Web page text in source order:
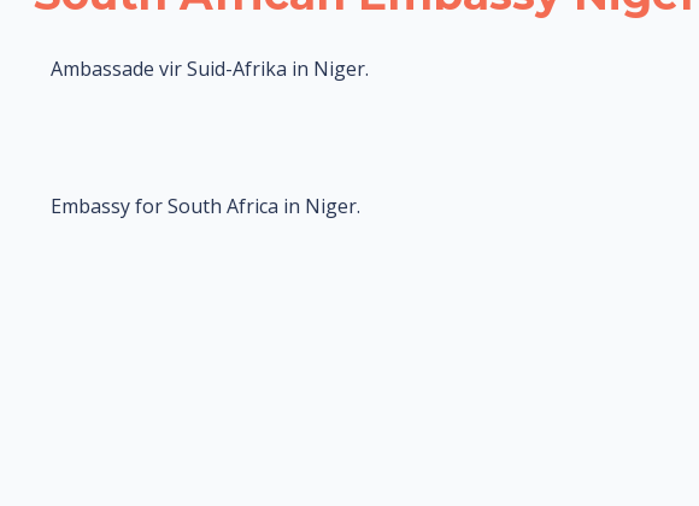
Ambassade vir Suid-Afrika in Niger.
Embassy for South Africa in Niger.